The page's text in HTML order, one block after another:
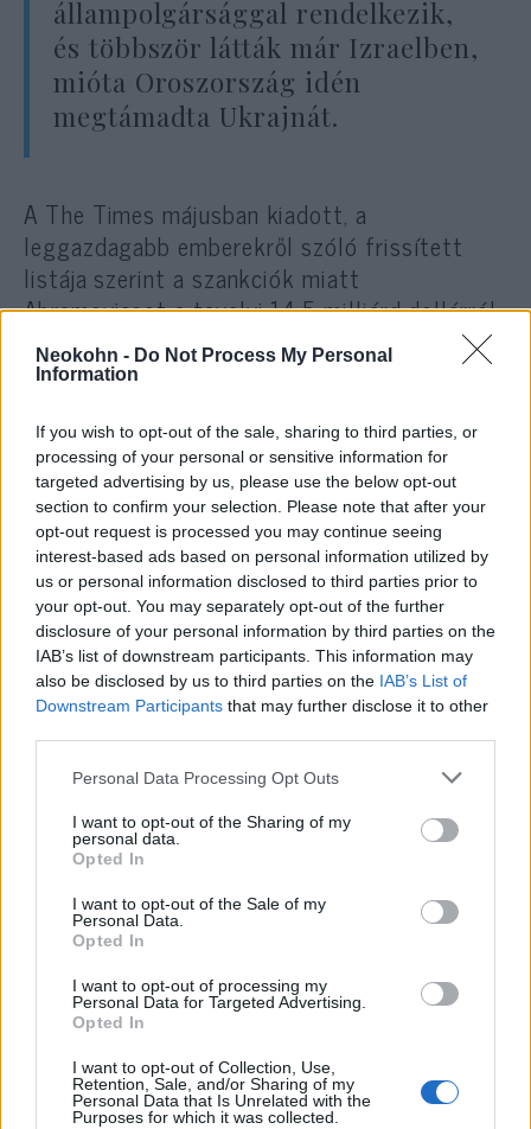
Neokohn - Do Not Process My Personal
Information
If you wish to opt-out of the sale, sharing to third parties, or
processing of your personal or sensitive information for
targeted advertising by us, please use the below opt-out
section to confirm your selection. Please note that after your
opt-out request is processed you may continue seeing
interest-based ads based on personal information utilized by
us or personal information disclosed to third parties prior to
your opt-out. You may separately opt-out of the further
disclosure of your personal information by third parties on the
IAB’s list of downstream participants. This information may
also be disclosed by us to third parties on the IAB’s List of
Downstream Participants that may further disclose it to other
Please note that this website/app uses one or more Google
not limited to your visit or usage behaviour. You may click to
grant or deny consent to Google and its third-party tags to
use your data for below specified purposes in below Google
consent section.
Personal Data Processing Opt Outs
I want to opt-out of the Sharing of my
personal data.
Opted In
I want to opt-out of the Sale of my
Personal Data.
Opted In
I want to opt-out of processing my
Personal Data for Targeted Advertising.
Opted In
I want to opt-out of Collection, Use,
Retention, Sale, and/or Sharing of my
Personal Data that Is Unrelated with the
Purposes for which it was collected.
állampolgársággal rendelkezik,
és többször látták már Izraelben,
mióta Oroszország idén
megtámadta Ukrajnát.
A The Times májusban kiadott, a
leggazdagabb emberekről szóló frissített
listája szerint a szankciók miatt
Abramovicsot a tavalyi 14,5 milliárd dollárról
6,9 milliárd dollárra csökkent nettó
vagyonával letaszították Izrael leggazdagabb
Március végén Abramovics részt vett az
Oroszország és Ukrajna közötti, török
segítséggel zajló béketárgyalásokon,
amelyeken nem sikerült megoldani a
konfliktust.
2018-ban vette fel az izraeli
állampolgárságot, bár nem világos, hogy
mennyi időt tölt az országban. Utoljára akkor
látták Izraelben, amikor márciusban elhagyta
a Ben Gurion repülőteret.
Roman Abramovics személyesen
jutatta ki Oroszországból a brit